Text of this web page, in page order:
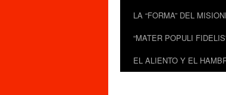
LA “FORMA” DEL
“MATER POPULI
EL ALIENTO Y EL